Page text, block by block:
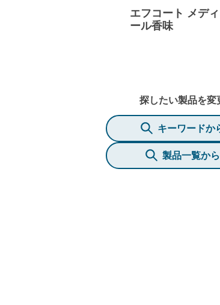
エフコート メデ
ール香味
探したい製品を変
キーワードか
製品一覧か